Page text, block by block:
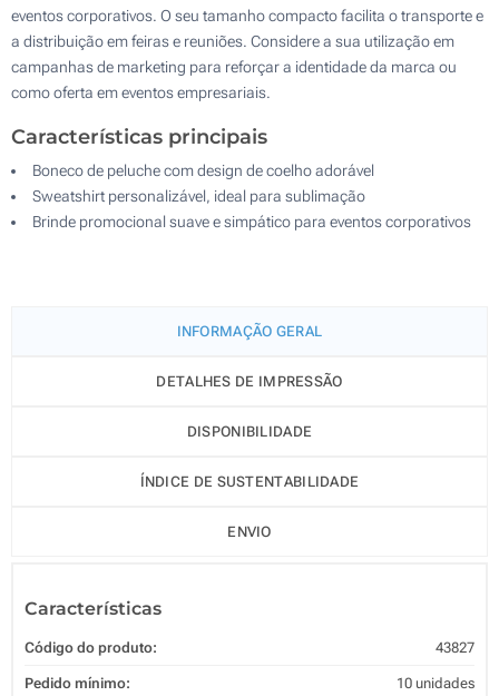
eventos corporativos. O seu tamanho compacto facilita o transporte e
a distribuição em feiras e reuniões. Considere a sua utilização em
campanhas de marketing para reforçar a identidade da marca ou
como oferta em eventos empresariais.
Características principais
Boneco de peluche com design de coelho adorável
Sweatshirt personalizável, ideal para sublimação
Brinde promocional suave e simpático para eventos corporativos
INFORMAÇÃO GERAL
DETALHES DE IMPRESSÃO
DISPONIBILIDADE
ÍNDICE DE SUSTENTABILIDADE
ENVIO
Características
Código do produto: 43827
Pedido mínimo: 10 unidades